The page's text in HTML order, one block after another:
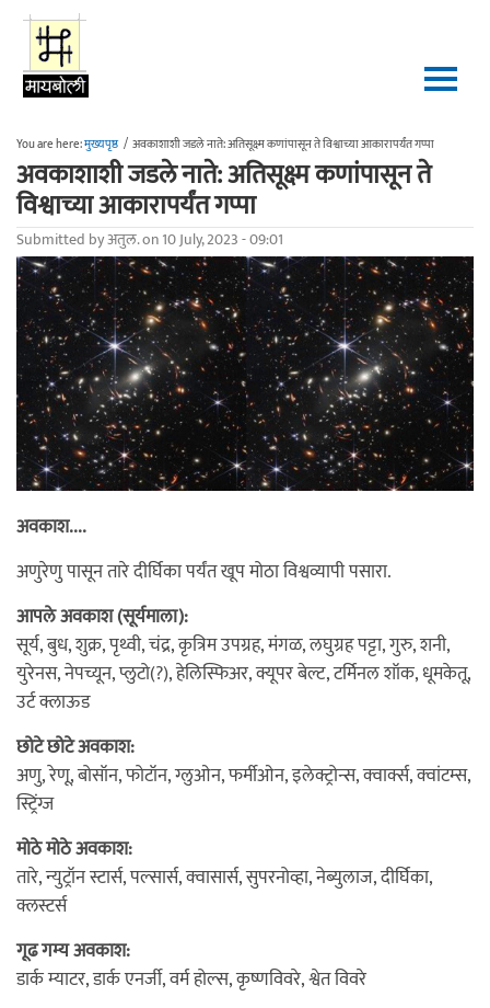
Skip to main content
You are here:मुख्यपृष्ठ / अवकाशाशी जडले नाते: अतिसूक्ष्म कणांपासून ते विश्वाच्या आकारापर्यंत गप्पा
अवकाशाशी जडले नाते: अतिसूक्ष्म कणांपासून ते
विश्वाच्या आकारापर्यंत गप्पा
Submitted byअतुल.on 10 July, 2023 - 09:01
अवकाश....
अणुरेणु पासून तारे दीर्घिका पर्यंत खूप मोठा विश्वव्यापी पसारा.
आपले अवकाश (सूर्यमाला):
सूर्य, बुध, शुक्र, पृथ्वी, चंद्र, कृत्रिम उपग्रह, मंगळ, लघुग्रह पट्टा, गुरु, शनी,
युरेनस, नेपच्यून, प्लुटो(?), हेलिस्फिअर, क्यूपर बेल्ट, टर्मिनल शॉक, धूमकेतू,
उर्ट क्लाऊड
छोटे छोटे अवकाश:
अणु, रेणू, बोसॉन, फोटॉन, ग्लुओन, फर्मीओन, इलेक्ट्रोन्स, क्वार्क्स, क्वांटम्स,
स्ट्रिंग्ज
मोठे मोठे अवकाश:
तारे, न्युट्रॉन स्टार्स, पल्सार्स, क्वासार्स, सुपरनोव्हा, नेब्युलाज, दीर्घिका,
क्लस्टर्स
गूढ गम्य अवकाश:
डार्क म्याटर, डार्क एनर्जी, वर्म होल्स, कृष्णविवरे, श्वेत विवरे